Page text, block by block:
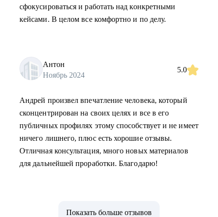
сфокусироваться и работать над конкретными
кейсами. В целом все комфортно и по делу.
Антон
Ноябрь 2024
5.0
Андрей произвел впечатление человека, который
сконцентрирован на своих целях и все в его
публичных профилях этому способствует и не имеет
ничего лишнего, плюс есть хорошие отзывы.
Отличная консультация, много новых материалов
для дальнейшей проработки. Благодарю!
Показать больше отзывов